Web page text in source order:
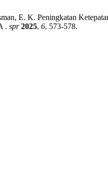
E. K. Peningkatan
. spr 2025, 6, 573-578.